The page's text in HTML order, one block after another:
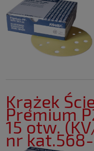
Krążek
Premium
15 otw.
nr